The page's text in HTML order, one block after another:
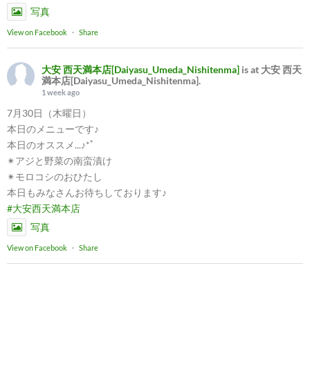
写真
View on Facebook · Share
大安 西天満本店[Daiyasu_Umeda_Nishitenma] is at 大安 西天
満本店[Daiyasu_Umeda_Nishitenma].
1 week ago
7月30日（木曜日）
本日のメニューです♪
本日のオススメ...♪*ﾟ
✴︎アジと野菜の南蛮漬け
✴︎モロコシのおひたし
本日もみなさんお待ちしております♪
#大安西天満本店
写真
View on Facebook · Share